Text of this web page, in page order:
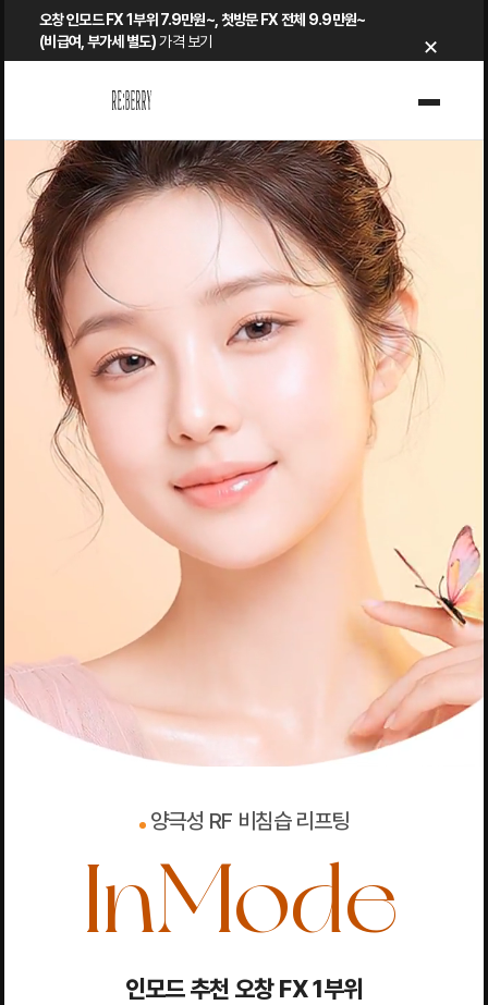
오창 인모드 FX 1부위 7.9만원~, 첫방문 FX 전체 9.9만원~
(비급여, 부가세 별도) 가격 보기 ×
양극성 RF 비침습 리프팅
InMode
인모드 추천 오창 FX 1부위